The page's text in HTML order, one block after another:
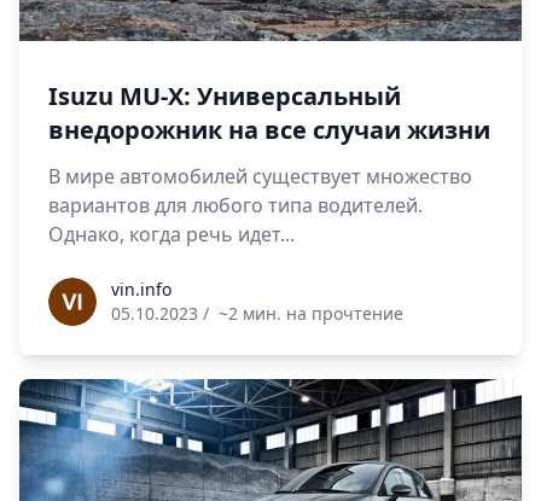
Isuzu MU-X: Универсальный
внедорожник на все случаи жизни
В мире автомобилей существует множество
вариантов для любого типа водителей.
Однако, когда речь идет...
vin.infovin.info
05.10.2023 / ~2 мин. на прочтение